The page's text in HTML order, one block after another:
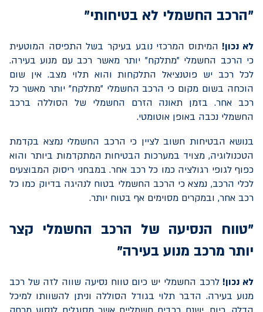
"הרכב החשמלי לא בטיחותי"
לא נכון! המיתוס המרכזי נובע בעיקר בשל התפיסה המוטעית
כי הרכב החשמלי "מתלקח" יותר מאשר רכב עם מנוע בעירה.
לכל רכב יש פוטנציאל התלקחות והוא תלוי מצב. אין שום
הוכחה בשום מקום כי הרכב החשמלי "מתלקח" יותר מאשר כל
רכב אחר. בזמן תאונה הזרם החשמלי של הסוללה ברכב
החשמלי נכבה באופן אוטומטי.
בנושא הבטיחות חשוב לציין כי הרכב החשמלי נמצא בקדמת
הטכנולוגיה, מצויד במערכות הבטיחות המתקדמות ביותר והוא
כפוף לגופי רגולציה כמו כל רכב אחר. במבחני ריסוק המבוצעים
לכלי הרכב, נמצא כי הרכב החשמלי בטוח לנהיגה בדיוק כמו כל
רכב אחר, ובמקרים מסוימים אף בטוח יותר.
"טווח הנסיעה של הרכב החשמלי קצר
יותר מרכב מנוע בעירה"
לא נכון! לרכב החשמלי יש כיום טווח נסיעה שווה לזה של רכב
מנוע בעירה. הדבר תלוי בגודל הסוללה וניתן להשוותו למיכל